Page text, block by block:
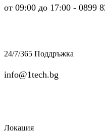
от 09:00 до 17:00 - 0899
24/7/365 Поддръжка
info@1tech.bg
Локация